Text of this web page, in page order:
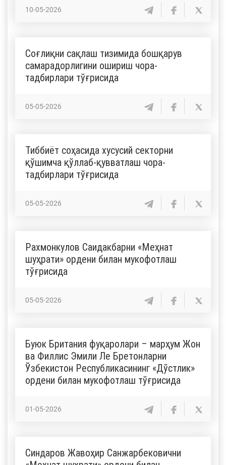
10-05-2026
Соғлиқни сақлаш тизимида бошқарув
самарадорлигини ошириш чора-
тадбирлари тўғрисида
05-05-2026
Тиббиёт соҳасида хусусий секторни
қўшимча қўллаб-қувватлаш чора-
тадбирлари тўғрисида
05-05-2026
Рахмонкулов Саидакбарни «Меҳнат
шуҳрати» ордени билан мукофотлаш
тўғрисида
05-05-2026
Буюк Британия фуқаролари – марҳум Жон
ва Филлис Эмили Ле Бретонларни
Ўзбекистон Республикасининг «Дўстлик»
ордени билан мукофотлаш тўғрисида
01-05-2026
Синдаров Жавоҳир Санжарбековични